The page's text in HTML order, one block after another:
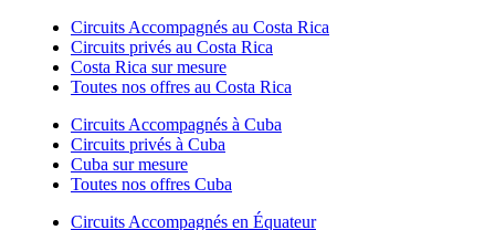
Circuits Accompagnés au Costa Rica
Circuits privés au Costa Rica
Costa Rica sur mesure
Toutes nos offres au Costa Rica
Circuits Accompagnés à Cuba
Circuits privés à Cuba
Cuba sur mesure
Toutes nos offres Cuba
Circuits Accompagnés en Équateur